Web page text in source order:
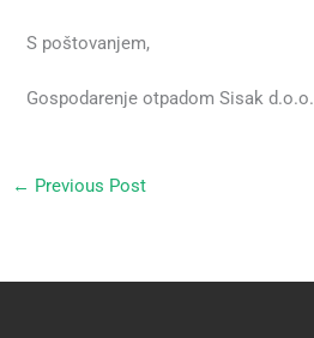
S poštovanjem,
Gospodarenje otpadom Sisak d.o.o.
← Previous Post